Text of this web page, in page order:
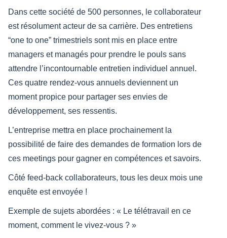
Dans cette société de 500 personnes, le collaborateur
est résolument acteur de sa carrière. Des entretiens
“one to one” trimestriels sont mis en place entre
managers et managés pour prendre le pouls sans
attendre l’incontournable entretien individuel annuel.
Ces quatre rendez-vous annuels deviennent un
moment propice pour partager ses envies de
développement, ses ressentis.
L’entreprise mettra en place prochainement la
possibilité de faire des demandes de formation lors de
ces meetings pour gagner en compétences et savoirs.
Côté feed-back collaborateurs, tous les deux mois une
enquête est envoyée !
Exemple de sujets abordées : « Le télétravail en ce
moment, comment le vivez-vous ? »